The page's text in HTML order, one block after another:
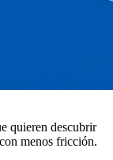
quieren descubrir
menos fricción.